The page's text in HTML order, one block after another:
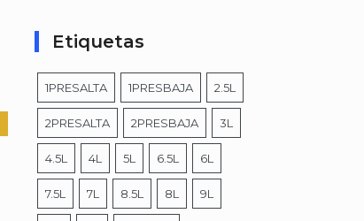
Etiquetas
1PRESALTA 1PRESBAJA 2.5L
2PRESALTA 2PRESBAJA 3L
4.5L 4L 5L 6.5L 6L
7.5L 7L 8.5L 8L 9L